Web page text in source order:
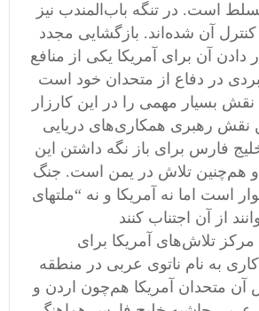
است. در تنگه باب‌المندب نیز
آن شده‌اند. بازگشایی مجدد
آن برای آمریکا یکی از منافع
بسیار مهمی را در این کارزار
نقش رهبری همکاری‌های دریایی
فارس برای باز نگه داشتن این
و هم‌چنین تلاش در یمن است. جنگ
است اما نه آمریکا و نه “ملتهای
تلاش‌های آمریکا برای
به نام ناتوی عربی در منطقه
متحدان آمریکا هم‌چون اردن و